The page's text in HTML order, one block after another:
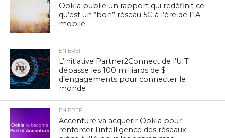
Ookla publie un rapport qui redéfinit ce
qu’est un “bon” réseau 5G à l’ère de l’IA
mobile
EN BREF
L’initiative Partner2Connect de l’UIT
dépasse les 100 milliards de $
d’engagements pour connecter le
monde
EN BREF
Accenture va acquérir Ookla pour
renforcer l’intelligence des réseaux